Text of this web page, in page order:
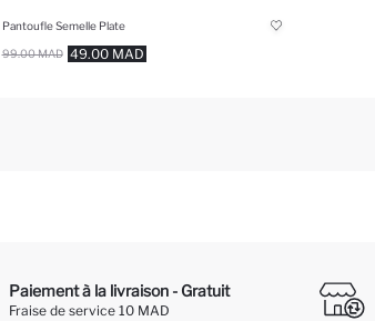
Pantoufle Semelle Plate
49.00 MAD
99.00 MAD
Paiement à la livraison - Gratuit
Fraise de service 10 MAD